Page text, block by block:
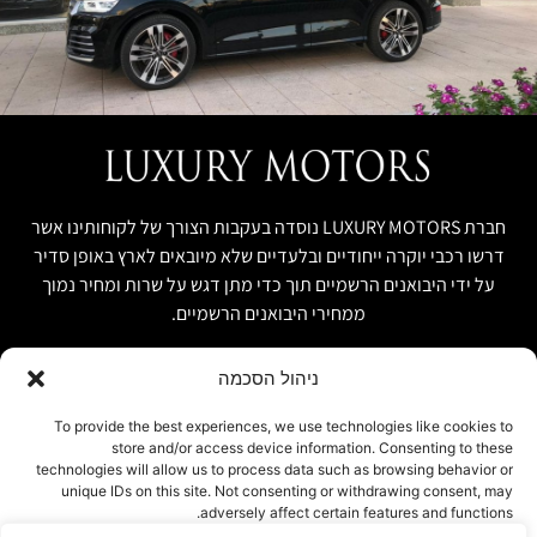
ניהול הסכמה
To provide the best experiences, we use technologies like cookies to
store and/or access device information. Consenting to these
technologies will allow us to process data such as browsing behavior or
unique IDs on this site. Not consenting or withdrawing consent, may
adversely affect certain features and functions.
חברת LUXURY MOTORS נוסדה בעקבות הצורך של לקוחותינו אשר
דרשו רכבי יוקרה ייחודיים ובלעדיים שלא מיובאים לארץ באופן סדיר
על ידי היבואנים הרשמיים תוך כדי מתן דגש על שרות ומחיר נמוך
ממחירי היבואנים הרשמיים.
אודות
יבוא אישי ויבוא מקביל
טרייד אין ומשומשות
074-7408590
office@luxury-motors.co.il